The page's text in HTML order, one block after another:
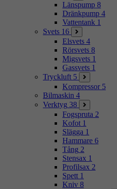
Länspump 8
Dränkpump 4
Vattentank 1
Svets 16
Elsvets 4
Rörsvets 8
Migsvets 1
Gassvets 1
Tryckluft 5
Kompressor 5
Bilmaskin 4
Verktyg 38
Fogspruta 2
Kofot 1
Slägga 1
Hammare 6
Tång 2
Stensax 1
Profilsax 2
Spett 1
Kniv 8